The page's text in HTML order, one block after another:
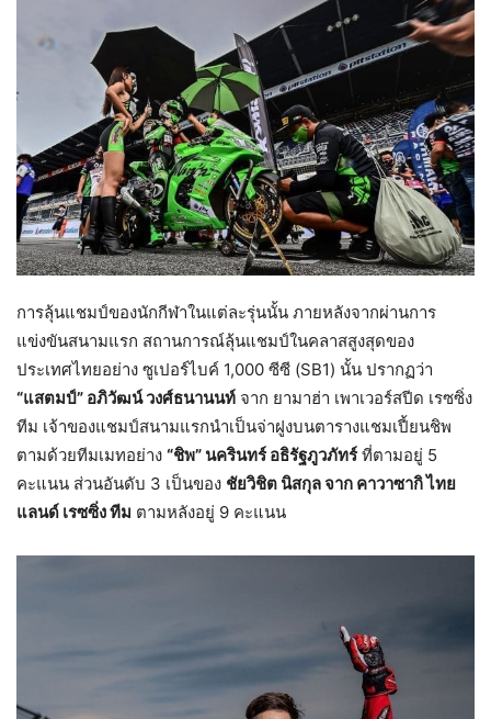
การลุ้นแชมป์ของนักกีฬาในแต่ละรุ่นนั้น ภายหลังจากผ่านการ
แข่งขันสนามแรก สถานการณ์ลุ้นแชมป์ในคลาสสูงสุดของ
ประเทศไทยอย่าง ซูเปอร์ไบค์ 1,000 ซีซี (SB1) นั้น ปรากฏว่า
“แสตมป์” อภิวัฒน์ วงศ์ธนานนท์ จาก ยามาฮ่า เพาเวอร์สปีด เรซซิ่ง
ทีม เจ้าของแชมป์สนามแรกนำเป็นจ่าฝูงบนตารางแชมเปี้ยนชิพ
ตามด้วยทีมเมทอย่าง “ชิพ” นครินทร์ อธิรัฐภูวภัทร์ที่ตามอยู่ 5
คะแนน ส่วนอันดับ 3 เป็นของ ชัยวิชิต นิสกุล จาก คาวาซากิ ไทย
แลนด์ เรซซิ่ง ทีม ตามหลังอยู่ 9 คะแนน